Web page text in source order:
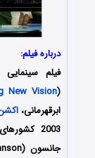
درباره فیلم:
(
New Vision
ابرقهرمانی،
2003